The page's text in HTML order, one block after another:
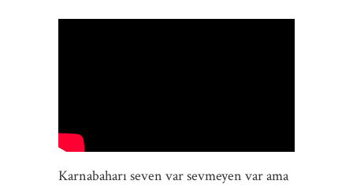
Karnabaharı seven var sevmeyen var ama